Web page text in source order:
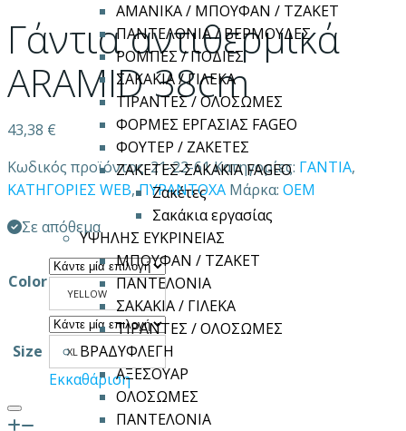
ΑΜΑΝΙΚΑ / ΜΠΟΥΦΑΝ / ΤΖΑΚΕΤ
ΠΑΝΤΕΛΟΝΙΑ / ΒΕΡΜΟΥΔΕΣ
ΡΟΜΠΕΣ / ΠΟΔΙΕΣ
ΣΑΚΑΚΙΑ / ΓΙΛΕΚΑ
ΤΙΡΑΝΤΕΣ / ΟΛΟΣΩΜΕΣ
ΦΟΡΜΕΣ ΕΡΓΑΣΙΑΣ FAGEO
ΦΟΥΤΕΡ / ΖΑΚΕΤΕΣ
ΖΑΚΕΤΕΣ-ΣΑΚΑΚΙΑ FAGEO
Ζακέτες
Σακάκια εργασίας
ΥΨΗΛΗΣ ΕΥΚΡΙΝΕΙΑΣ
ΜΠΟΥΦΑΝ / ΤΖΑΚΕΤ
ΠΑΝΤΕΛΟΝΙΑ
ΣΑΚΑΚΙΑ / ΓΙΛΕΚΑ
ΤΙΡΑΝΤΕΣ / ΟΛΟΣΩΜΕΣ
ΒΡΑΔΥΦΛΕΓΗ
ΑΞΕΣΟΥΑΡ
ΟΛΟΣΩΜΕΣ
ΠΑΝΤΕΛΟΝΙΑ
Γάντια αντιθερμικά
ARAMID 38cm
43,38 €
Κωδικός προϊόντος:21-22-61Κατηγορίες: ΓΑΝΤΙΑ,
ΚΑΤΗΓΟΡΙΕΣ WEB,ΠΥΡΑΝΤΟΧΑ Μάρκα: OEM
Σε απόθεμα
Color
YELLOW
Size XL
Εκκαθάριση